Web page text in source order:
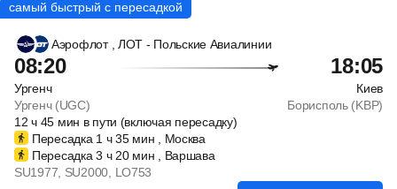
Аэрофлот , ЛОТ - Польские Авиалинии
08:20 18:05
Ургенч
Киев
Ургенч (UGC)
Борисполь (KBP)
12ч45 мин в пути (включая пересадку)
Пересадка 1 ч35 мин , Москва
Пересадка 3 ч20 мин , Варшава
SU1977 , SU2000 , LO753